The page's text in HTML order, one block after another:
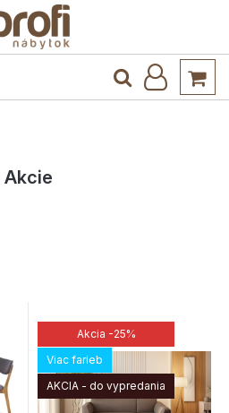
a jedáleň
Akcie
Akcia -25%
Viac farieb
AKCIA - do vypredania